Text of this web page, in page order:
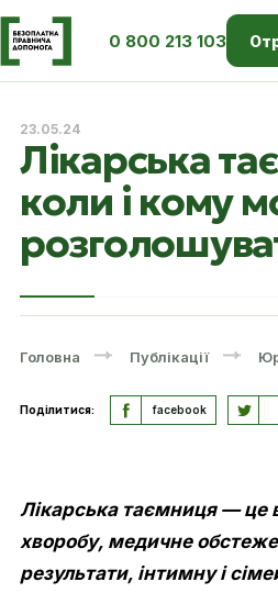
0 800 213 103
23.05.24
Лікарська
коли і кому
Головна Публікації
Поділитися: facebook
Лікарська таємниця — це
хворобу, медичне
результати, інтимну і